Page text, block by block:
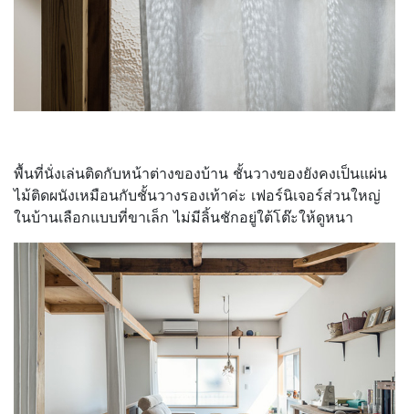
พื้นที่นั่งเล่นติดกับหน้าต่างของบ้าน ชั้นวางของยังคงเป็นแผ่น
ไม้ติดผนังเหมือนกับชั้นวางรองเท้าค่ะ เฟอร์นิเจอร์ส่วนใหญ่
ในบ้านเลือกแบบที่ขาเล็ก ไม่มีลิ้นชักอยู่ใต้โต๊ะให้ดูหนา